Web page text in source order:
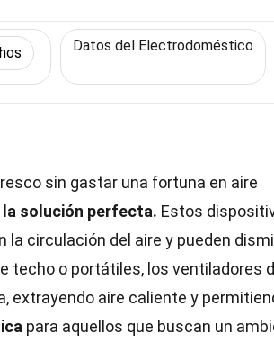
Datos del Electrodoméstico
sin gastar una fortuna en aire
solución perfecta. Estos
la circulación del aire y pueden
techo o portátiles, los ventiladores
extrayendo aire caliente y
para aquellos que buscan un